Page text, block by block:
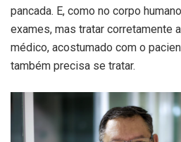
pancada. E, como no corpo
exames, mas tratar corretamente
médico, acostumado com o
também precisa se tratar.